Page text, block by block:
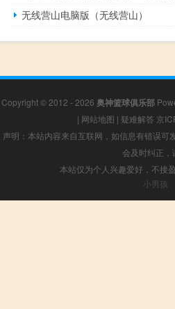
无线营山电脑版（无线营山）
Copyright © 2012 - 2026 奥神篮球俱乐部
| 网站地图 | 疑难解答 京
声明：本站内容来自互联网，如信息有错误可
会及时纠正，
本站仅为个人兴趣爱好，不接
小男孩